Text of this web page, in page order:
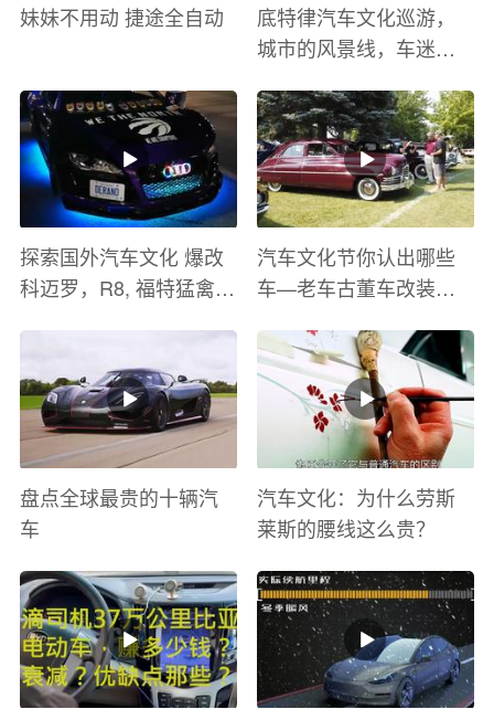
妹妹不用动 捷途全自动
底特律汽车文化巡游，
城市的风景线，车迷的
探索国外汽车文化 爆改
科迈罗，R8, 福特猛禽
汽车文化节你认出哪些
车—老车古董车改装车
盘点全球最贵的十辆汽
车
汽车文化：为什么劳斯
莱斯的腰线这么贵？